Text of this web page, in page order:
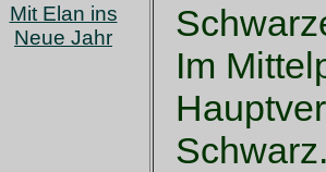
Mit Elan ins
Neue Jahr
Im